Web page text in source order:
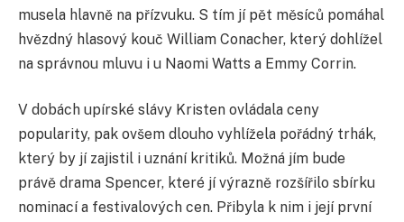
musela hlavně na přízvuku. S tím jí pět měsíců pomáhal
hvězdný hlasový kouč William Conacher, který dohlížel
na správnou mluvu i u Naomi Watts a Emmy Corrin.
V dobách upírské slávy Kristen ovládala ceny
popularity, pak ovšem dlouho vyhlížela pořádný trhák,
který by jí zajistil i uznání kritiků. Možná jím bude
právě drama Spencer, které jí výrazně rozšířilo sbírku
nominací a festivalových cen. Přibyla k nim i její první